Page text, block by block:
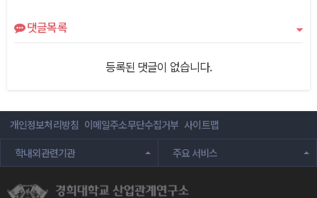
댓글목록
등록된 댓글이 없습니다.
개인정보처리방침 이메일주소무단수집거부 사이트맵
학내외관련기관
주요 서비스